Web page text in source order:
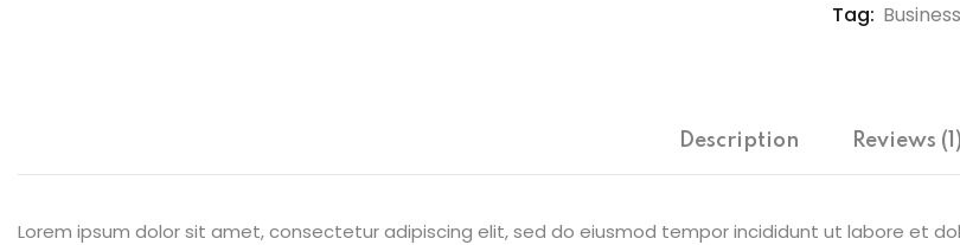
Tag:
Description Reviews (1)
Lorem ipsum dolor sit amet, consectetur adipiscing elit, sed do eiusmod tempor incididunt ut labore et